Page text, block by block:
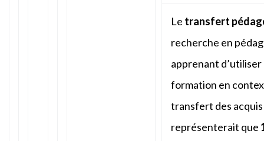
Le transfert
recherche en
apprenant d’utiliser
formation en
transfert des
représenterait que